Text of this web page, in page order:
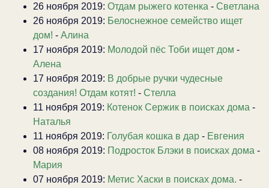
26 ноября 2019: Отдам рыжего котенка - Светлана
26 ноября 2019: Белоснежное семейство ищет
дом! - Алина
17 ноября 2019: Молодой пёс Тоби ищет дом -
Алена
17 ноября 2019: В добрые ручки чудесные
создания! Отдам котят! - Стелла
11 ноября 2019: Котенок Сержик в поисках дома -
Наталья
11 ноября 2019: Голубая кошка в дар - Евгения
08 ноября 2019: Подросток Блэки в поисках дома -
Мария
07 ноября 2019: Метис Хаски в поисках дома. -